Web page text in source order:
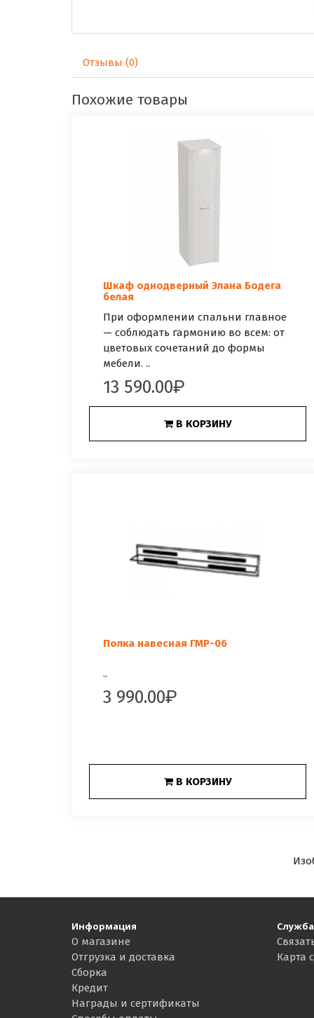
Отзывы (0)
Похожие товары
Шкаф однодверный Элана Бодега
белая
При оформлении спальни главное
— соблюдать гармонию во всем: от
цветовых сочетаний до формы
мебели. ..
13 590.00
В КОРЗИНУ
Полка навесная ГМР-06
..
3 990.00
В КОРЗИНУ
Информация
О магазине
Отгрузка и доставка
Сборка
Кредит
Награды и сертификаты
Карта